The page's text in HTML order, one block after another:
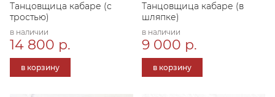
Танцовщица кабаре (с
тростью)
в наличии
14 800 р.
в корзину
Танцовщица кабаре (в
шляпке)
в наличии
9 000 р.
в корзину